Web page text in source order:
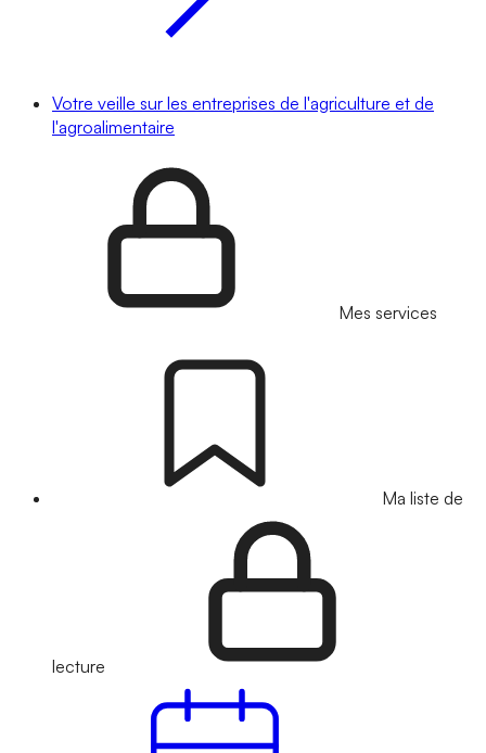
Votre veille sur les entreprises de l'agriculture et de
l'agroalimentaire
Mes services
Ma liste de
lecture